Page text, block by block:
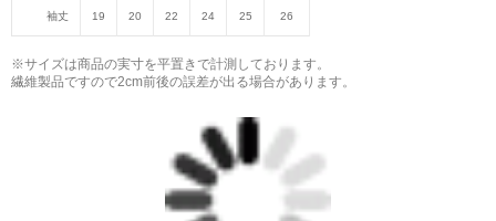
袖丈 19 20 22 24 25 26
※サイズは商品の実寸を平置きで計測しております。
繊維製品ですので2cm前後の誤差が出る場合があります。